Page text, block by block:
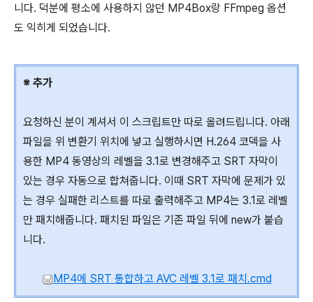
니다. 덕분에 평소에 사용하지 않던 MP4Box랑 FFmpeg 옵션
도 익히게 되었습니다.
※ 추가
요청하신 분이 계셔서 이 스크립트만 따로 올려드립니다. 아래
파일을 위 변환기 위치에 넣고 실행하시면 H.264 코덱을 사
용한 MP4 동영상의 레벨을 3.1로 변경해주고 SRT 자막이
있는 경우 자동으로 합쳐줍니다. 이때 SRT 자막에 문제가 있
는 경우 실패한 리스트를 따로 출력해주고 MP4는 3.1로 레벨
만 패치해줍니다. 패치된 파일은 기존 파일 뒤에 new가 붙습
니다.
MP4에 SRT 통합하고 AVC 레벨 3.1로 패치.cmd